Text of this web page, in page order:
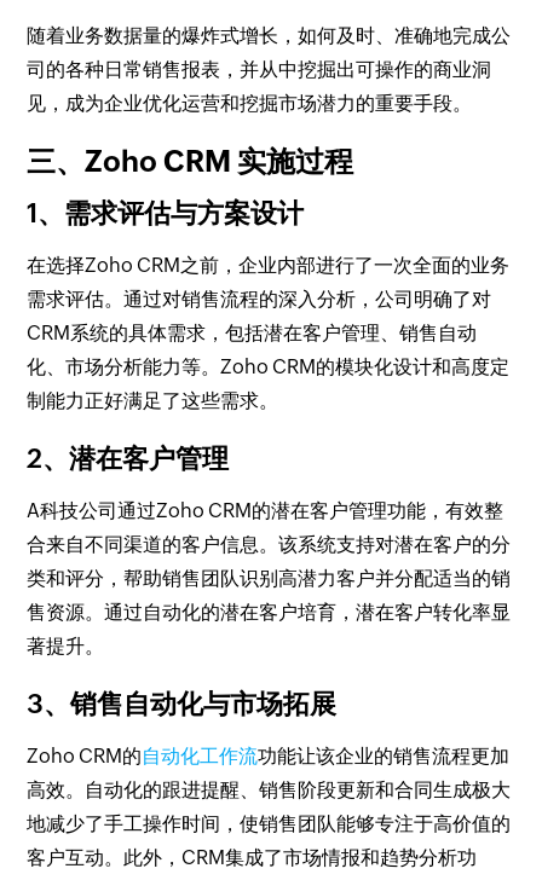
随着业务数据量的爆炸式增长，如何及时、准确地完成公
司的各种日常销售报表，并从中挖掘出可操作的商业洞
见，成为企业优化运营和挖掘市场潜力的重要手段。
三、Zoho CRM 实施过程
1、需求评估与方案设计
在选择Zoho CRM之前，企业内部进行了一次全面的业务
需求评估。通过对销售流程的深入分析，公司明确了对
CRM系统的具体需求，包括潜在客户管理、销售自动
化、市场分析能力等。Zoho CRM的模块化设计和高度定
制能力正好满足了这些需求。
2、潜在客户管理
A科技公司通过Zoho CRM的潜在客户管理功能，有效整
合来自不同渠道的客户信息。该系统支持对潜在客户的分
类和评分，帮助销售团队识别高潜力客户并分配适当的销
售资源。通过自动化的潜在客户培育，潜在客户转化率显
著提升。
3、销售自动化与市场拓展
Zoho CRM的自动化工作流功能让该企业的销售流程更加
高效。自动化的跟进提醒、销售阶段更新和合同生成极大
地减少了手工操作时间，使销售团队能够专注于高价值的
客户互动。此外，CRM集成了市场情报和趋势分析功